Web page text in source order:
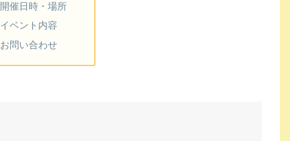
開催日時・場所
イベント内容
お問い合わせ